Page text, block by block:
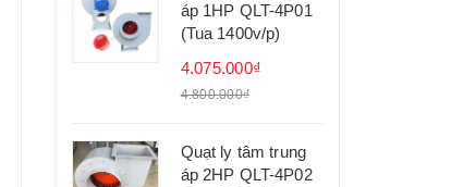
áp 1HP QLT-4P01
(Tua 1400v/p)
4.075.000₫
4.800.000₫
Quạt ly tâm trung
áp 2HP QLT-4P02